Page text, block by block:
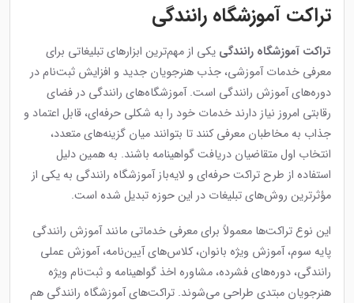
تراکت آموزشگاه رانندگی
تراکت آموزشگاه رانندگی یکی از مهم‌ترین ابزارهای تبلیغاتی برای
معرفی خدمات آموزشی، جذب هنرجویان جدید و افزایش ثبت‌نام در
دوره‌های آموزش رانندگی است. آموزشگاه‌های رانندگی در فضای
رقابتی امروز نیاز دارند خدمات خود را به شکلی حرفه‌ای، قابل اعتماد و
جذاب به مخاطبان معرفی کنند تا بتوانند میان گزینه‌های متعدد،
انتخاب اول متقاضیان دریافت گواهینامه باشند. به همین دلیل
استفاده از طرح تراکت حرفه‌ای و لایه‌باز آموزشگاه رانندگی به یکی از
مؤثرترین روش‌های تبلیغات در این حوزه تبدیل شده است.
این نوع تراکت‌ها معمولاً برای معرفی خدماتی مانند آموزش رانندگی
پایه سوم، آموزش ویژه بانوان، کلاس‌های آیین‌نامه، آموزش عملی
رانندگی، دوره‌های فشرده، مشاوره اخذ گواهینامه و ثبت‌نام ویژه
هنرجویان مبتدی طراحی می‌شوند. تراکت‌های آموزشگاه رانندگی هم